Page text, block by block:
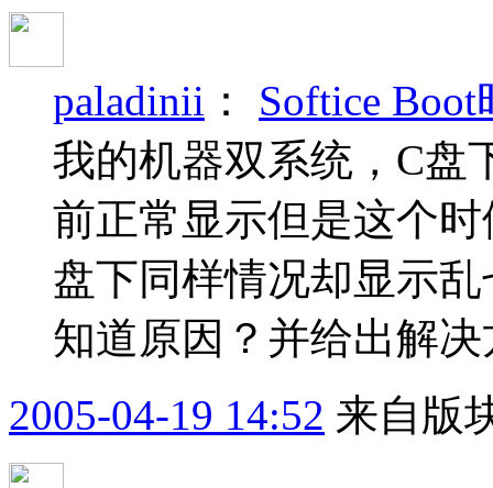
paladinii ： Softice
我的机器双系统，C盘
前正常显示但是这个
盘下同样情况却显示
知道原因？并给出解
2005-04-19 14:52 来自版